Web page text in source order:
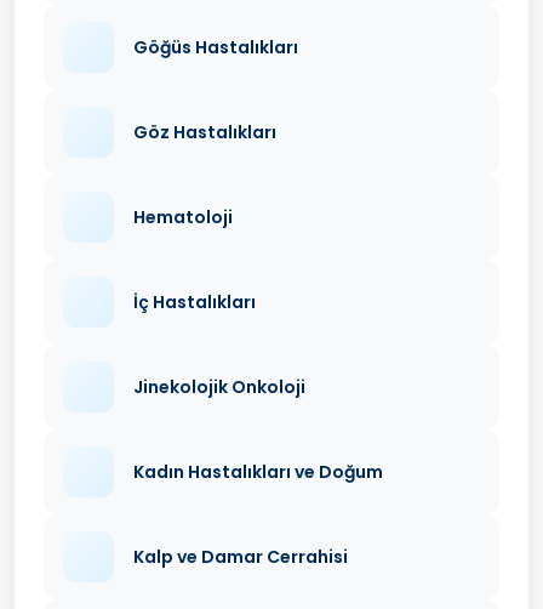
Göğüs Hastalıkları
Göz Hastalıkları
Hematoloji
İç Hastalıkları
Jinekolojik Onkoloji
Kadın Hastalıkları ve Doğum
Kalp ve Damar Cerrahisi